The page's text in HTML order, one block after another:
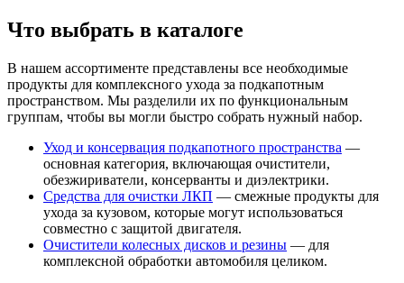
Что выбрать в каталоге
В нашем ассортименте представлены все необходимые
продукты для комплексного ухода за подкапотным
пространством. Мы разделили их по функциональным
группам, чтобы вы могли быстро собрать нужный набор.
Уход и консервация подкапотного пространства —
основная категория, включающая очистители,
обезжириватели, консерванты и диэлектрики.
Средства для очистки ЛКП — смежные продукты для
ухода за кузовом, которые могут использоваться
совместно с защитой двигателя.
Очистители колесных дисков и резины — для
комплексной обработки автомобиля целиком.